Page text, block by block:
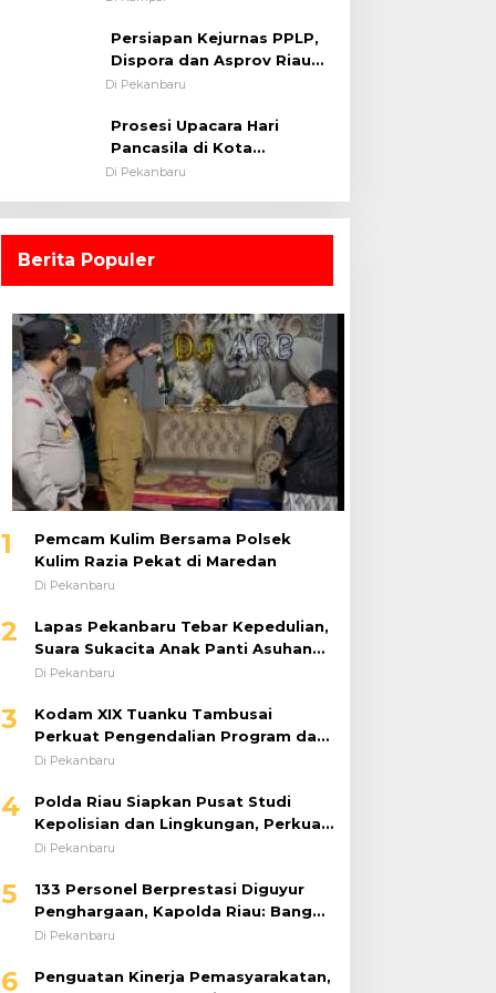
Persiapan Kejurnas PPLP,
Dispora dan Asprov Riau
Tinjau Kelayakan Rumput
Di Pekanbaru
Prosesi Upacara Hari
Pancasila di Kota
Pekanbaru Tetap Khidmat
Di Pekanbaru
Berita Populer
1
Pemcam Kulim Bersama Polsek
Kulim Razia Pekat di Maredan
Di Pekanbaru
2
Lapas Pekanbaru Tebar Kepedulian,
Suara Sukacita Anak Panti Asuhan
Kemuliaan Iringi Bantuan Sosial
Di Pekanbaru
3
Kodam XIX Tuanku Tambusai
Perkuat Pengendalian Program dan
Implementasi Doktrin TNI AD
Di Pekanbaru
4
Polda Riau Siapkan Pusat Studi
Kepolisian dan Lingkungan, Perkuat
Green Policing Berbasis Riset
Di Pekanbaru
5
133 Personel Berprestasi Diguyur
Penghargaan, Kapolda Riau: Bangun
Kepercayaan Publik dengan Karya
Di Pekanbaru
6
Penguatan Kinerja Pemasyarakatan,